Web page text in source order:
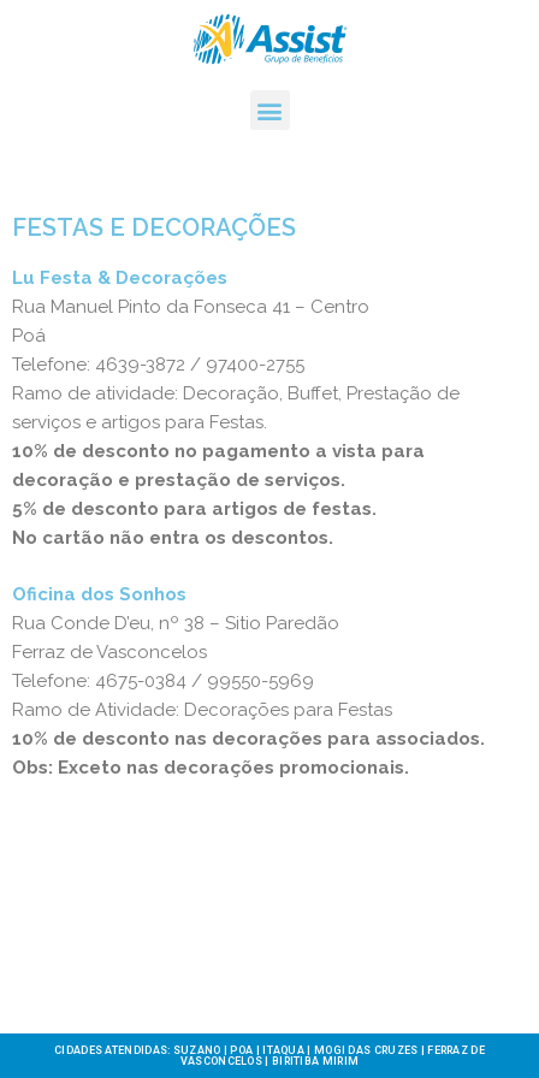
FESTAS E DECORAÇÕES
Lu Festa & Decorações
Rua Manuel Pinto da Fonseca 41 – Centro
Poá
Telefone: 4639-3872 / 97400-2755
Ramo de atividade: Decoração, Buffet, Prestação de
serviços e artigos para Festas.
10% de desconto no pagamento a vista para
decoração e prestação de serviços.
5% de desconto para artigos de festas.
No cartão não entra os descontos.
Oficina dos Sonhos
Rua Conde D’eu, nº 38 – Sitio Paredão
Ferraz de Vasconcelos
Telefone: 4675-0384 / 99550-5969
Ramo de Atividade: Decorações para Festas
10% de desconto nas decorações para associados.
Obs: Exceto nas decorações promocionais.
CIDADES ATENDIDAS: SUZANO | POA | ITAQUA | MOGI DAS CRUZES | FERRAZ DE
VASCONCELOS | BIRITIBA MIRIM